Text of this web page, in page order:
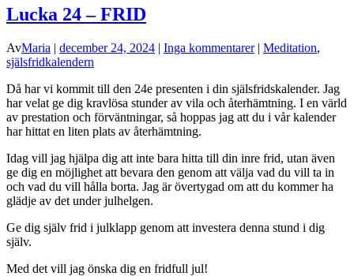
Lucka 24 – FRID
AvMaria | december 24, 2024 | Inga kommentarer| Meditation,
själsfridkalendern
Då har vi kommit till den 24e presenten i din själsfridskalender. Jag
har velat ge dig kravlösa stunder av vila och återhämtning. I en värld
av prestation och förväntningar, så hoppas jag att du i vår kalender
har hittat en liten plats av återhämtning.
Idag vill jag hjälpa dig att inte bara hitta till din inre frid, utan även
ge dig en möjlighet att bevara den genom att välja vad du vill ta in
och vad du vill hålla borta. Jag är övertygad om att du kommer ha
glädje av det under julhelgen.
Ge dig själv frid i julklapp genom att investera denna stund i dig
själv.
Med det vill jag önska dig en fridfull jul!